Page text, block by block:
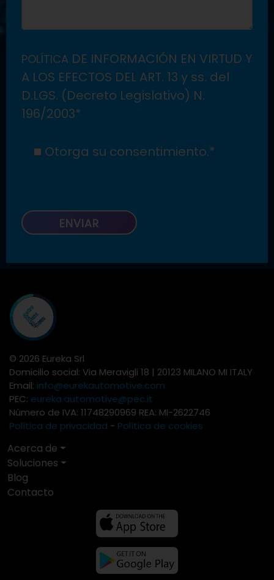
POLÍTICA DE INFORMACIÓN EN VIRTUD Y
A LOS EFECTOS DEL ART. 13 y ss. del
D.LGS. (Decreto Legislativo) N.
196/2003*
Otorga su consentimiento.*
© 2026 Eureka Srl
Domicilio social: Via Meravigli 18 | 20123 MILANO MI ITALY
Email: info@eurekautomotive.com
PEC: eureka.automotive@pec.it
Número de IVA: 11748290969 REA: MI-2622746
Política de privacidad - Política de cookies
Acerca de
Soluciones
Blog
Contacto